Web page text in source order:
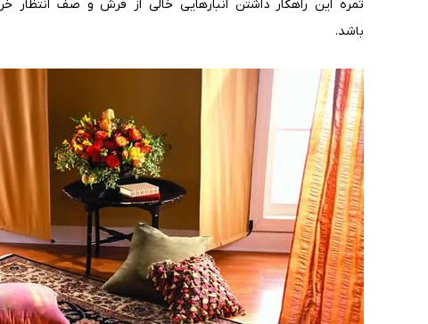
ثمره این راهکار داشتن انبارهایی خالی از فرش و صف انتظار
باشد.